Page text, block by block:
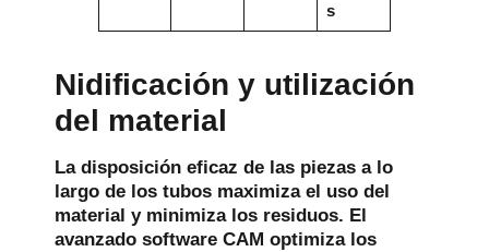
s
Nidificación y utilización
del material
La disposición eficaz de las piezas a lo
largo de los tubos maximiza el uso del
material y minimiza los residuos. El
avanzado software CAM optimiza los